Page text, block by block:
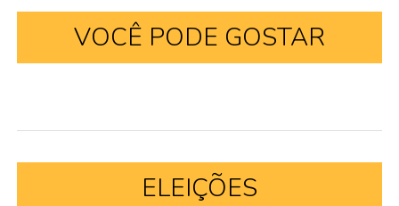
VOCÊ PODE GOSTAR
ELEIÇÕES